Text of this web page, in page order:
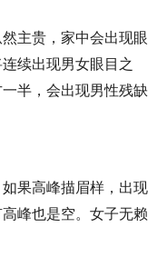
主贵，家中会出现眼
续出现男女眼目之
半，会出现男性残缺
果高峰描眉样，出现
峰也是空。女子无赖